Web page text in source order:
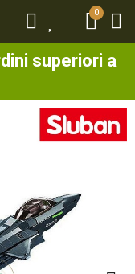
0
superiori a
0